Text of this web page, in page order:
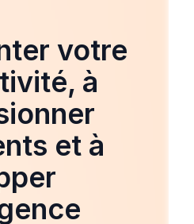
votre
à
et à